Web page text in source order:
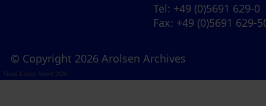
Tel: +49 (0)5691 629-0
Fax: +49 (0)5691 629-
© Copyright 2026 Arolsen Archives
Visual Library Server 2026